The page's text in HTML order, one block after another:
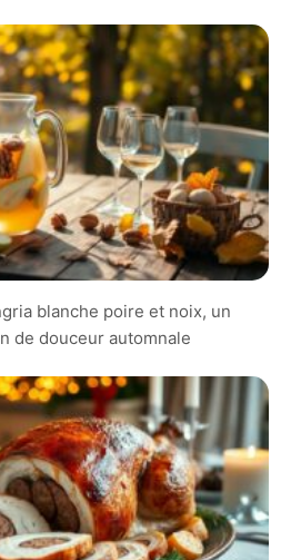
blanche poire et noix, un
de douceur automnale